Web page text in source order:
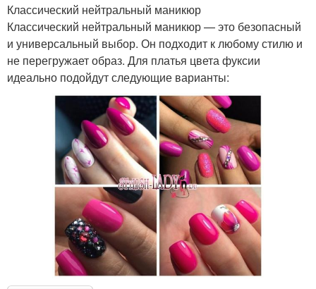
Классический нейтральный маникюр
Классический нейтральный маникюр — это безопасный
и универсальный выбор. Он подходит к любому стилю и
не перегружает образ. Для платья цвета фуксии
идеально подойдут следующие варианты: